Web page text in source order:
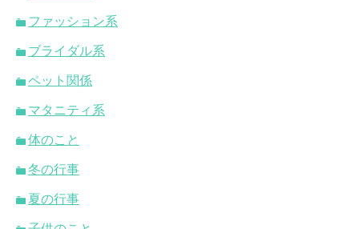
ファッション系
ブライダル系
ペット関係
マタニティ系
体のこと
冬の行事
夏の行事